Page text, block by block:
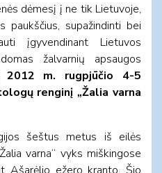
dėmesį į ne tik Lietuvoje,
paukščius, supažindinti bei
įgyvendinant Lietuvos
žalvarnių apsaugos
2012 m. rugpjūčio 4-5
renginį „Žalia varna
šeštus metus iš eilės
varna“ vyks miškingose